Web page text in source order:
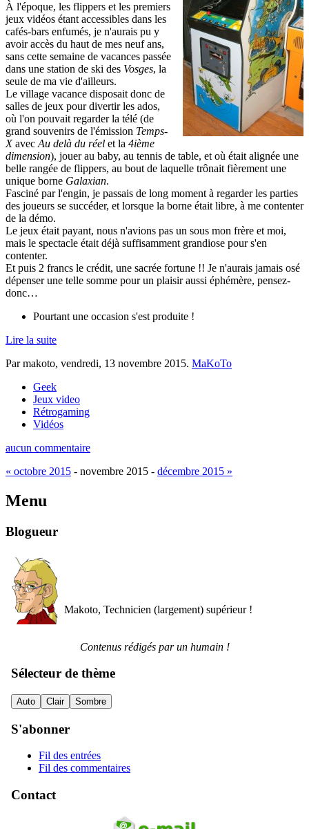
À l'époque, les flippers et les premiers
jeux vidéos étant accessibles dans les
cafés-bars enfumés, je n'aurais pu y
avoir accès du haut de mes neuf ans,
sans cette semaine de vacances passée
dans une station de ski des Vosges, la
seule de ma vie d'ailleurs.
Le village vacance disposait donc de
salles de jeux pour divertir les ados,
où l'on pouvait regarder la télé (de
grand souvenirs de l'émission Temps-
Xavec Au delà du réel et la 4ième
dimension), jouer au baby, au tennis de table, et où était alignée une
belle rangée de flippers, au bout de laquelle trônait fièrement une
unique borne Galaxian.
Fasciné par l'engin, je passais de long moment à regarder les parties
des joueurs se succéder, et lorsque la borne était libre, à me contenter
de la démo.
Le jeux était payant, nous n'avions pas un sous mon frère et moi,
mais le spectacle était déjà suffisamment grandiose pour s'en
contenter.
Et puis 2 francs le crédit, une sacrée fortune !! Je n'aurais jamais osé
dépenser une telle somme pour un plaisir aussi éphémère, pensez-
donc…
Pourtant une occasion s'est produite !
Lire la suite
Par makoto, vendredi, 13 novembre 2015. MaKoTo
Geek
Jeux video
Rétrogaming
Vidéos
aucun commentaire
« octobre 2015 - novembre 2015 - décembre 2015 »
Menu
Blogueur
Makoto, Technicien (largement) supérieur !
Contenus rédigés par un humain !
Sélecteur de thème
Auto Clair Sombre
S'abonner
Fil des entrées
Fil des commentaires
Contact